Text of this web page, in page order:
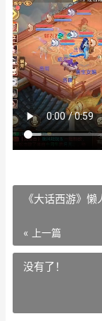
《大话西游》
« 上一篇
没有了！